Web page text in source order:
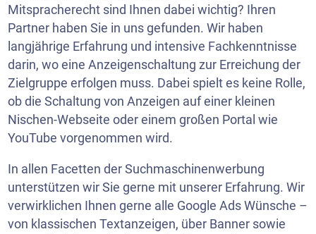
Mitspracherecht sind Ihnen dabei wichtig? Ihren
Partner haben Sie in uns gefunden. Wir haben
langjährige Erfahrung und intensive Fachkenntnisse
darin, wo eine Anzeigenschaltung zur Erreichung der
Zielgruppe erfolgen muss. Dabei spielt es keine Rolle,
ob die Schaltung von Anzeigen auf einer kleinen
Nischen-Webseite oder einem großen Portal wie
YouTube vorgenommen wird.
In allen Facetten der Suchmaschinenwerbung
unterstützen wir Sie gerne mit unserer Erfahrung. Wir
verwirklichen Ihnen gerne alle Google Ads Wünsche –
von klassischen Textanzeigen, über Banner sowie